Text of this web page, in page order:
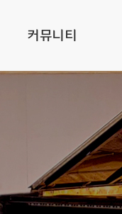
커뮤니티